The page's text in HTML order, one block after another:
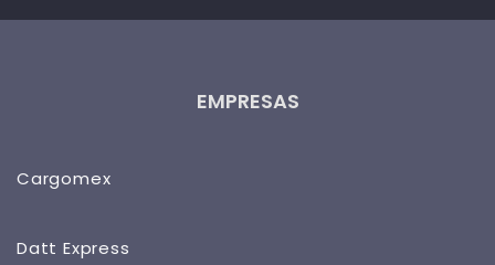
EMPRESAS
Cargomex
Datt Express